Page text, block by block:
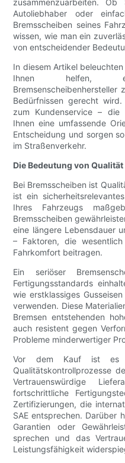
zusammenzuarbeiten. Ob
Autoliebhaber oder
Bremsscheiben seines
wissen, wie man ein
von entscheidender
In diesem Artikel
Ihnen helfen,
Bedürfnissen gerecht
zum Kundenservice – die
Ihnen eine umfassende
Entscheidung und sorgen
im Straßenverkehr.
Die Bedeutung von
Bei Bremsscheiben ist
ist ein
Ihres Fahrzeugs
Bremsscheiben
eine längere Lebensdauer
– Faktoren, die
Fahrkomfort beitragen.
Ein seriöser
Fertigungsstandards
wie erstklassiges
verwenden. Diese
Bremsen entstehenden
auch resistent gegen
Probleme minderwertiger
Vor dem Kauf ist es
Qualitätskontrollprozesse
Vertrauenswürdige
fortschrittliche
Zertifizierungen, die
SAE entsprechen. Darüber
Garantien oder
sprechen und das
Leistungsfähigkeit